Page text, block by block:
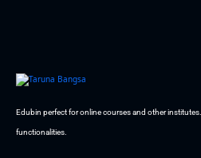
Edubin perfect for online courses and other
functionalities.